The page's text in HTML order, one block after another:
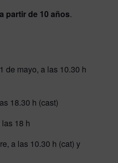
a partir de 10 años.
de mayo, a las 10.30 h
18.30 h (cast)
18 h
a las 10.30 h (cat) y